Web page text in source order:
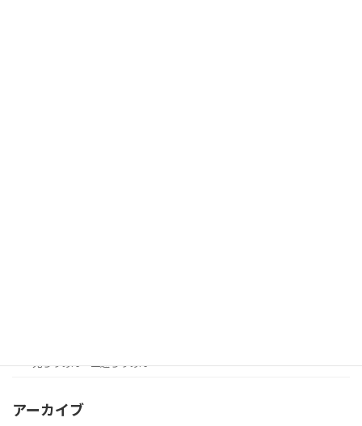
鬼ちりめん・二越ちりめん
アーカイブ